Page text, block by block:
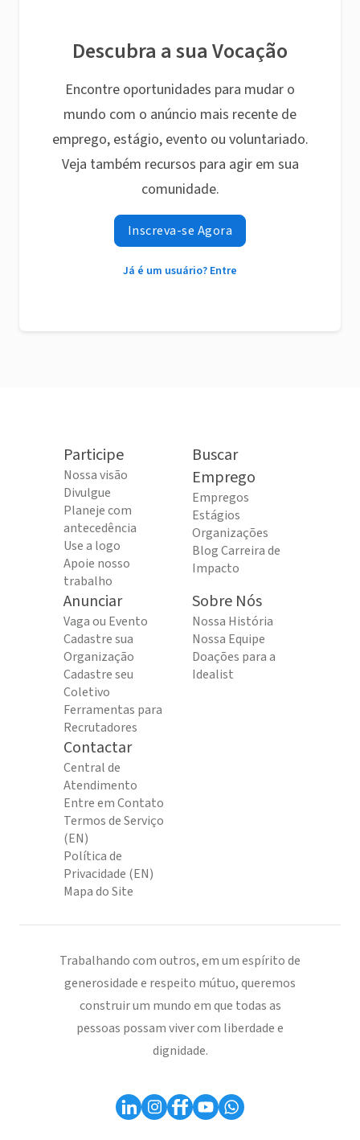
Descubra a sua Vocação
Encontre oportunidades para mudar o
mundo com o anúncio mais recente de
emprego, estágio, evento ou voluntariado.
Veja também recursos para agir em sua
comunidade.
Inscreva-se Agora
Já é um usuário? Entre
Participe
Nossa visão
Divulgue
Planeje com
antecedência
Use a logo
Apoie nosso
trabalho
Buscar
Emprego
Empregos
Estágios
Organizações
Blog Carreira de
Impacto
Anunciar
Vaga ou Evento
Cadastre sua
Organização
Cadastre seu
Coletivo
Ferramentas para
Recrutadores
Sobre Nós
Nossa História
Nossa Equipe
Doações para a
Idealist
Contactar
Central de
Atendimento
Entre em Contato
Termos de Serviço
(EN)
Política de
Privacidade (EN)
Mapa do Site
Trabalhando com outros, em um espírito de
generosidade e respeito mútuo, queremos
construir um mundo em que todas as
pessoas possam viver com liberdade e
dignidade.